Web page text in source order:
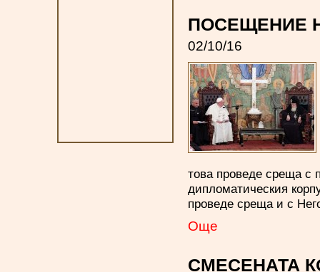
ПОСЕЩЕНИЕ
02/10/16
това проведе среща с
дипломатическия
проведе среща и с
Oще
СМЕСЕНАТА